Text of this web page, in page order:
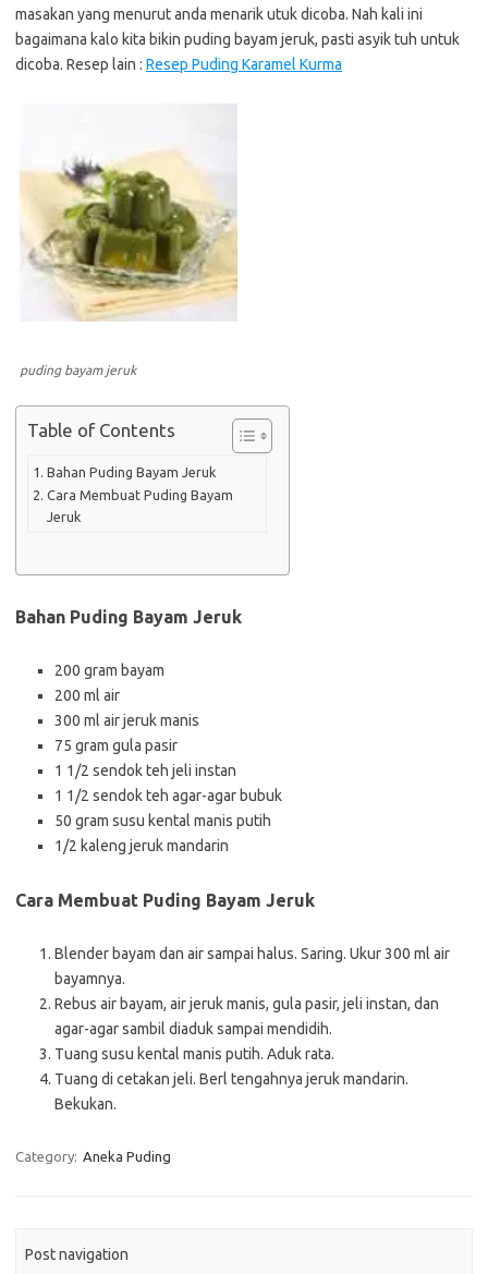
masakan yang menurut anda menarik utuk dicoba. Nah kali ini
bagaimana kalo kita bikin puding bayam jeruk, pasti asyik tuh untuk
dicoba. Resep lain : Resep Puding Karamel Kurma
puding bayam jeruk
Table of Contents
Bahan Puding Bayam Jeruk
Cara Membuat Puding Bayam
Jeruk
Bahan Puding Bayam Jeruk
200 gram bayam
200 ml air
300 ml air jeruk manis
75 gram gula pasir
1 1/2 sendok teh jeli instan
1 1/2 sendok teh agar-agar bubuk
50 gram susu kental manis putih
1/2 kaleng jeruk mandarin
Cara Membuat Puding Bayam Jeruk
Blender bayam dan air sampai halus. Saring. Ukur 300 ml air
bayamnya.
Rebus air bayam, air jeruk manis, gula pasir, jeli instan, dan
agar-agar sambil diaduk sampai mendidih.
Tuang susu kental manis putih. Aduk rata.
Tuang di cetakan jeli. Berl tengahnya jeruk mandarin.
Bekukan.
Category: Aneka Puding
Post navigation